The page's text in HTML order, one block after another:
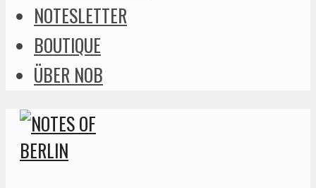
NOTESLETTER
BOUTIQUE
ÜBER NOB